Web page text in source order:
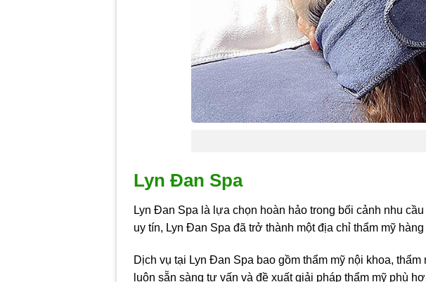
Lyn Đan Spa
Lyn Đan Spa là lựa chọn hoàn hảo trong bối cảnh nhu
uy tín, Lyn Đan Spa đã trở thành một địa chỉ thẩm mỹ
Dịch vụ tại Lyn Đan Spa bao gồm thẩm mỹ nội khoa,
luôn sẵn sàng tư vấn và đề xuất giải pháp thẩm mỹ phù